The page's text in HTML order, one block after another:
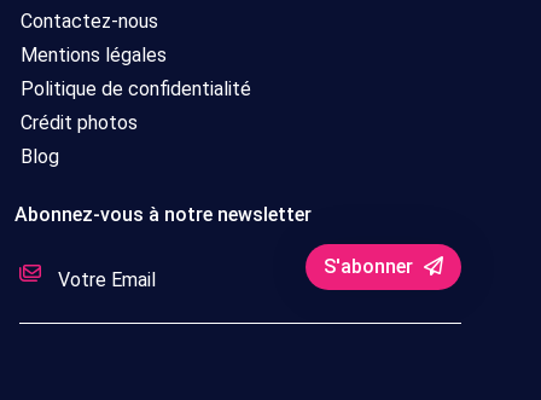
Contactez-nous
Mentions légales
Politique de confidentialité
Crédit photos
Blog
Abonnez-vous à notre newsletter
S'abonner